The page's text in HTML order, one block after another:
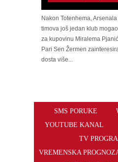
Nakon Totenhema,
timova još jedan klub
za kupovinu Miralema
Pari Sen Žermen
dosta više...
SMS PORUKE
YOUTUBE KANAL
TV
VREMENSKA